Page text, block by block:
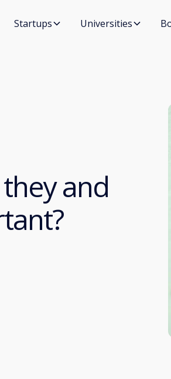
Startups Universities
and